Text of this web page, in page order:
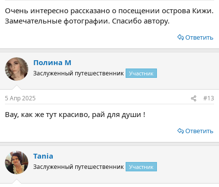
Очень интересно рассказано о посещении острова Кижи.
Замечательные фотографии. Спасибо автору.
Ответить
Полина М
Заслуженный путешественник Участник
5 Апр 2025 #13
Вау, как же тут красиво, рай для души !
Ответить
Tania
Заслуженный путешественник Участник